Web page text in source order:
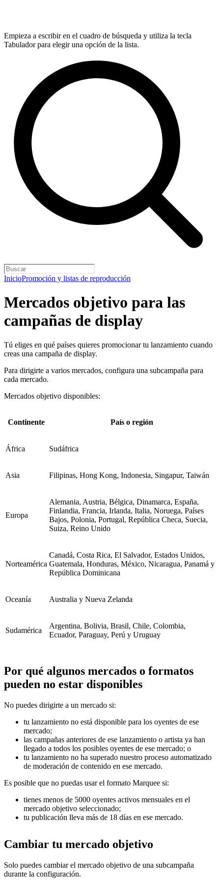
Empieza a escribir en el cuadro de búsqueda y utiliza la tecla
Tabulador para elegir una opción de la lista.
InicioPromoción y listas de reproducción
Mercados objetivo para las
campañas de display
Tú eliges en qué países quieres promocionar tu lanzamiento cuando
creas una campaña de display.
Para dirigirte a varios mercados, configura una subcampaña para
cada mercado.
Mercados objetivo disponibles:
Continente País o región
África Sudáfrica
Asia Filipinas, Hong Kong, Indonesia, Singapur, Taiwán
Europa
Alemania, Austria, Bélgica, Dinamarca, España,
Finlandia, Francia, Irlanda, Italia, Noruega, Países
Bajos, Polonia, Portugal, República Checa, Suecia,
Suiza, Reino Unido
Norteamérica
Canadá, Costa Rica, El Salvador, Estados Unidos,
Guatemala, Honduras, México, Nicaragua, Panamá y
República Dominicana
Oceanía Australia y Nueva Zelanda
Sudamérica
Argentina, Bolivia, Brasil, Chile, Colombia,
Ecuador, Paraguay, Perú y Uruguay
Por qué algunos mercados o formatos
pueden no estar disponibles
No puedes dirigirte a un mercado si:
tu lanzamiento no está disponible para los oyentes de ese
mercado;
las campañas anteriores de ese lanzamiento o artista ya han
llegado a todos los posibles oyentes de ese mercado; o
tu lanzamiento no ha superado nuestro proceso automatizado
de moderación de contenido en ese mercado.
Es posible que no puedas usar el formato Marquee si:
tienes menos de 5000 oyentes activos mensuales en el
mercado objetivo seleccionado;
tu publicación lleva más de 18 días en ese mercado.
Cambiar tu mercado objetivo
Solo puedes cambiar el mercado objetivo de una subcampaña
durante la configuración.